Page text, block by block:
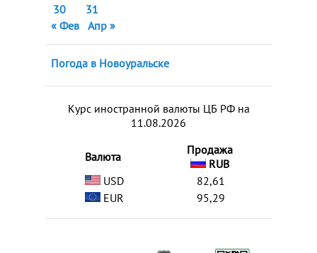
30
31
« Фев Апр »
Погода в Новоуральске
Курс иностранной валюты ЦБ РФ на
11.08.2026
Валюта
Продажа
RUB
USD
82,61
EUR
95,29